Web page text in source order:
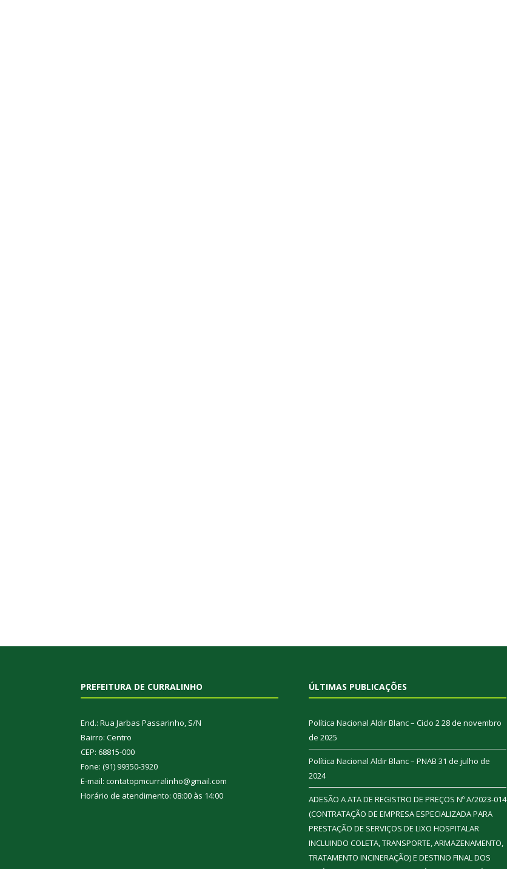
PREFEITURA DE CURRALINHO
End.: Rua Jarbas Passarinho, S/N
Bairro: Centro
CEP: 68815-000
Fone: (91) 99350-3920
E-mail: contatopmcurralinho@gmail.com
Horário de atendimento: 08:00 às 14:00
ÚLTIMAS PUBLICAÇÕES
Política Nacional Aldir Blanc – Ciclo 228 de novembro
de 2025
Política Nacional Aldir Blanc – PNAB 31 de julho de
2024
ADESÃO A ATA DE REGISTRO DE PREÇOS Nº A/2023-014
(CONTRATAÇÃO DE EMPRESA ESPECIALIZADA PARA
PRESTAÇÃO DE SERVIÇOS DE LIXO HOSPITALAR
INCLUINDO COLETA, TRANSPORTE, ARMAZENAMENTO,
TRATAMENTO INCINERAÇÃO) E DESTINO FINAL DOS